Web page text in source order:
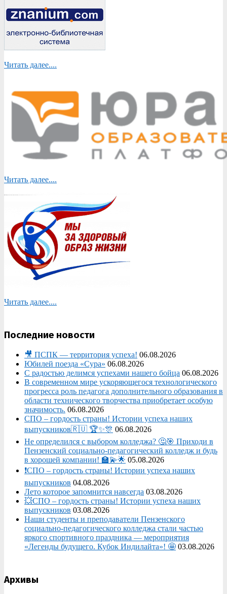
Читать далее....
Читать далее....
Читать далее....
Последние новости
🎥 ПСПК — территория успеха! 06.08.2026
Юбилей поезда «Сура» 06.08.2026
С радостью делимся успехами нашего бойца 06.08.2026
В современном мире ускоряющегося технологического
прогресса роль педагога дополнительного образования в
области технического творчества приобретает особую
значимость. 06.08.2026
СПО – гордость страны! Истории успеха наших
выпускников🇷🇺 🏆✨🎊 06.08.2026
Не определился с выбором колледжа? 🤔🎯 Приходи в
Пензенский социально-педагогический колледж и будь
в хорошей компании! 🏫💫🌟 05.08.2026
❗СПО – гордость страны! Истории успеха наших
выпускников 04.08.2026
Лето которое запомнится навсегда 03.08.2026
💥СПО – гордость страны! Истории успеха наших
выпускников 03.08.2026
Наши студенты и преподаватели Пензенского
социально‑педагогического колледжа стали частью
яркого спортивного праздника — мероприятия
«Легенды будущего. Кубок Индилайта»! 🤩 03.08.2026
Архивы